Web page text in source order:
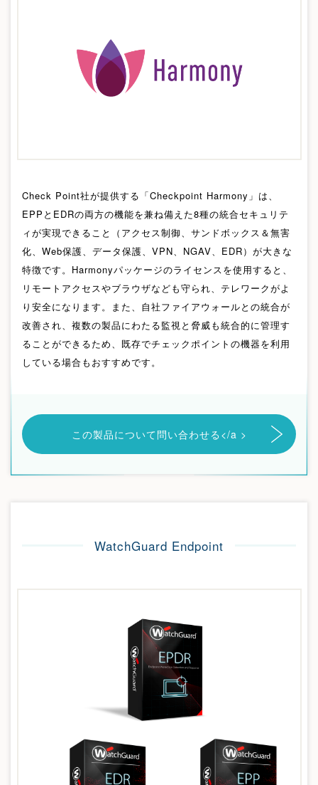
Check Point社が提供する「Checkpoint Harmony」は、
EPPとEDRの両方の機能を兼ね備えた8種の統合セキュリテ
ィが実現できること（アクセス制御、サンドボックス＆無害
化、Web保護、データ保護、VPN、NGAV、EDR）が大きな
特徴です。Harmonyパッケージのライセンスを使用すると、
リモートアクセスやブラウザなども守られ、テレワークがよ
り安全になります。また、自社ファイアウォールとの統合が
改善され、複数の製品にわたる監視と脅威も統合的に管理す
ることができるため、既存でチェックポイントの機器を利用
している場合もおすすめです。
この製品について問い合わせる </a >
WatchGuard Endpoint